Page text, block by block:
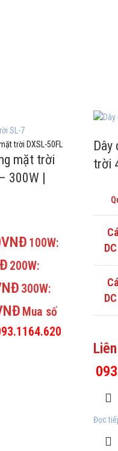
mặt trời
300W |
100W:
200W:
300W:
Mua số
Dây
trời
Đọc